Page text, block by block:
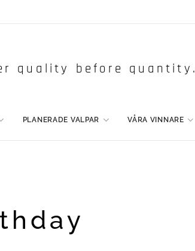
quality before quantity.
PLANERADE VALPAR VÅRA VINNARE